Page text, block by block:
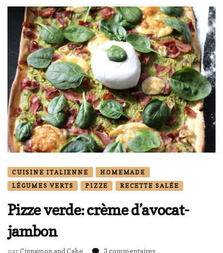
CUISINE ITALIENNE
HOMEMADE
LÉGUMES VERTS
PIZZE RECETTE SALÉE
Pizze verde: crème d’avocat-
jambon
parCinnamon and Cake 3 commentairessur